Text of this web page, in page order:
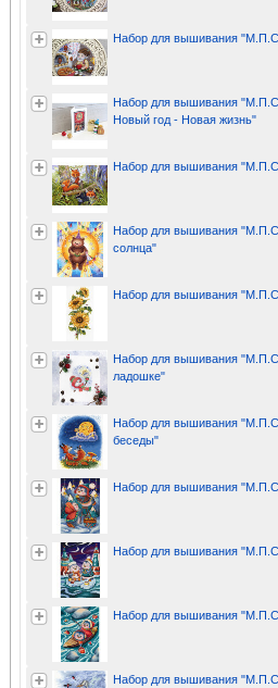
Набор для вышивания
Набор для вышивания
Новый год - Новая жизнь"
Набор для вышивания
Набор для вышивания
солнца"
Набор для вышивания
Набор для вышивания
ладошке"
Набор для вышивания
беседы"
Набор для вышивания
Набор для вышивания
Набор для вышивания
Набор для вышивания